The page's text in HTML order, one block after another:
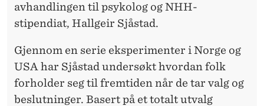
avhandlingen til psykolog og NHH-
stipendiat, Hallgeir Sjåstad.
Gjennom en serie eksperimenter i Norge og
USA har Sjåstad undersøkt hvordan folk
forholder seg til fremtiden når de tar valg og
beslutninger. Basert på et totalt utvalg